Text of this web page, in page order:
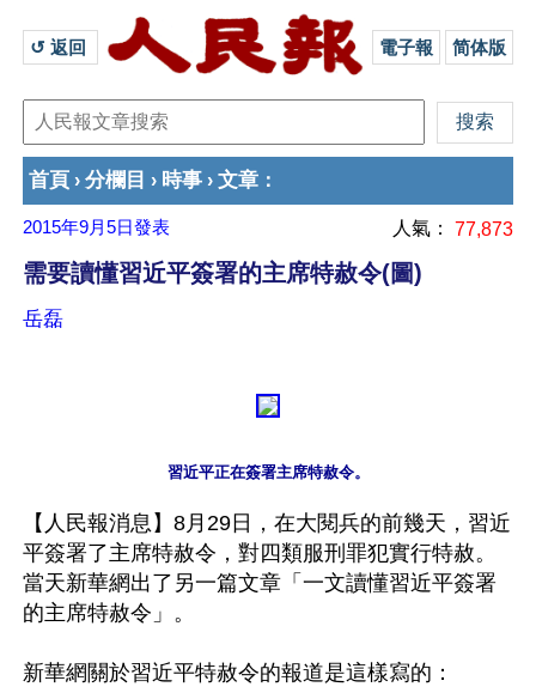
↺ 返回 電子報 简体版
首頁 › 分欄目 › 時事 › 文章 ：
2015年9月5日發表 人氣： 77,873
需要讀懂習近平簽署的主席特赦令(圖)
岳磊
習近平正在簽署主席特赦令。
【人民報消息】8月29日，在大閱兵的前幾天，習近
平簽署了主席特赦令，對四類服刑罪犯實行特赦。
當天新華網出了另一篇文章「一文讀懂習近平簽署
的主席特赦令」。
新華網關於習近平特赦令的報道是這樣寫的：